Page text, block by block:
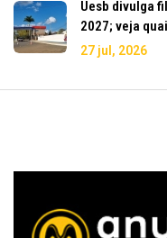
Uesb divulga
2027; veja
27 jul, 2026